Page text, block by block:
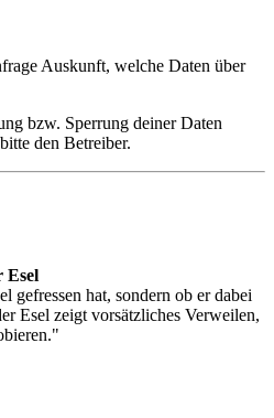
Auskunft, welche Daten über
bzw. Sperrung deiner Daten
den Betreiber.
Esel
gefressen hat, sondern ob er dabei
Esel zeigt vorsätzliches Verweilen,